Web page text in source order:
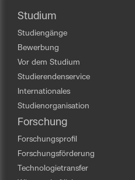
Studium
Studiengänge
Bewerbung
Vor dem Studium
Studierendenservice
Internationales
Studienorganisation
Forschung
Forschungsprofil
Forschungsförderung
Technologietransfer